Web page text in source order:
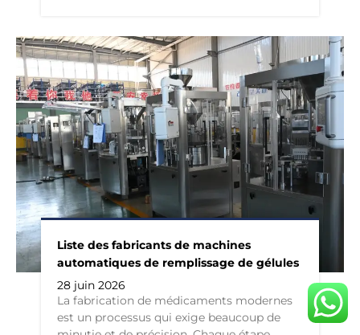
Liste des fabricants de machines
automatiques de remplissage de gélules
28 juin 2026
La fabrication de médicaments modernes
est un processus qui exige beaucoup de